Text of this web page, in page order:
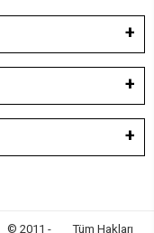
© 2011 - Tüm Hakları